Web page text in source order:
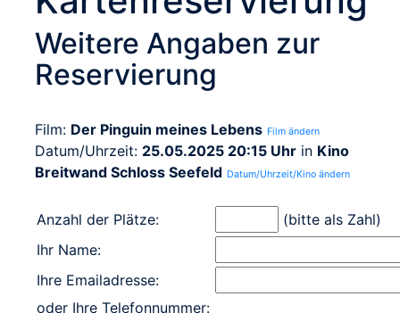
Weitere Angaben zur
Reservierung
Film: Der Pinguin meines Lebens Film ändern
Datum/Uhrzeit: 25.05.2025 20:15 Uhr in Kino
Breitwand Schloss Seefeld Datum/Uhrzeit/Kino ändern
Anzahl der Plätze:
(bitte als Zahl)
Ihr Name:
Ihre Emailadresse:
oder Ihre Telefonnummer: